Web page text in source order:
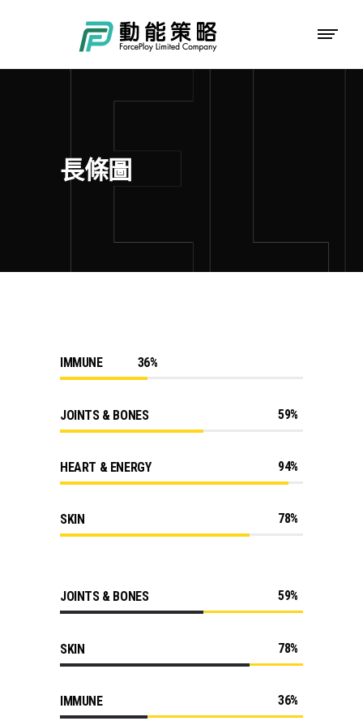
長條圖
IMMUNE 36
JOINTS & BONES 59
HEART & ENERGY 94
SKIN 78
JOINTS & BONES 59
SKIN 78
IMMUNE 36